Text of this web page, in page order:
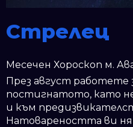
Стрелец
Месечен Хороскоп м.
През август работете
постигнатото, като
и към
Натовареността ви